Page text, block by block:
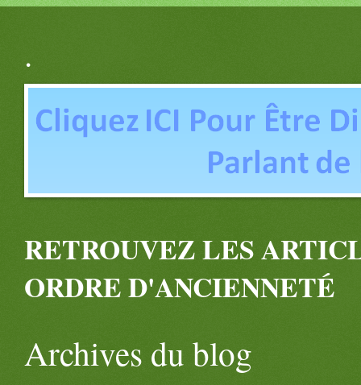
.
RETROUVEZ LES
ORDRE D'ANCIENNETÉ
Archives du blog